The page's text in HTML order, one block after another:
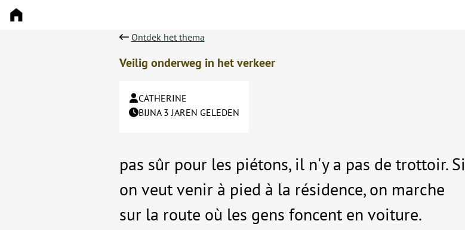
Ontdek het thema
Veilig onderweg in het verkeer
CATHERINE
BIJNA 3 JAREN GELEDEN
pas sûr pour les piétons, il n'y a pas de trottoir. Si
on veut venir à pied à la résidence, on marche
sur la route où les gens foncent en voiture.